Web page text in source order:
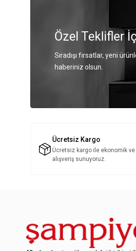
Özel Teklifler
Sıradışı fırsatlar, yeni
haberiniz olsun.
Ücretsiz Kargo
Ücretsiz kargo ile ekonomik ve
alışveriş sunuyoruz.